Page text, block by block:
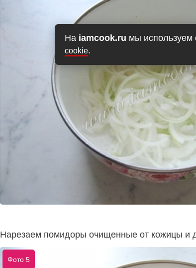
На iamcook.ru мы
cookie.
Нарезаем помидоры очищенные от кожицы и
Фото 5